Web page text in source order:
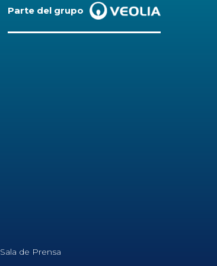
Parte del grupo
Sala de Prensa